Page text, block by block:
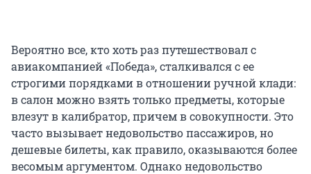
Вероятно все, кто хоть раз путешествовал с
авиакомпанией «Победа», сталкивался с ее
строгими порядками в отношении ручной клади:
в салон можно взять только предметы, которые
влезут в калибратор, причем в совокупности. Это
часто вызывает недовольство пассажиров, но
дешевые билеты, как правило, оказываются более
весомым аргументом. Однако недовольство